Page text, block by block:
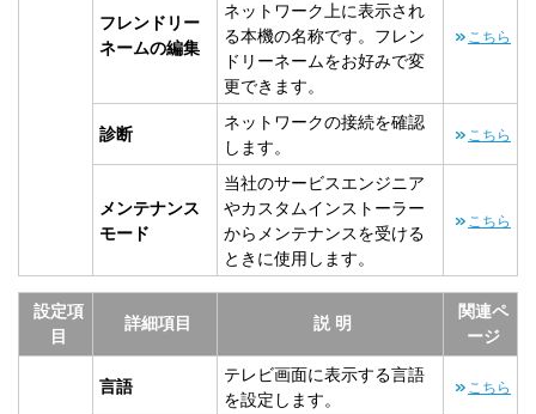
フレンドリー
ネームの編集
ネットワーク上に表示され
る本機の名称です。フレン
ドリーネームをお好みで変
更できます。
こちら
診断
ネットワークの接続を確認
します。
こちら
メンテナンス
モード
当社のサービスエンジニア
やカスタムインストーラー
からメンテナンスを受ける
ときに使用します。
こちら
設定項
目
詳細項目 説 明
関連ペ
ージ
言語
テレビ画面に表示する言語
を設定します。
こちら